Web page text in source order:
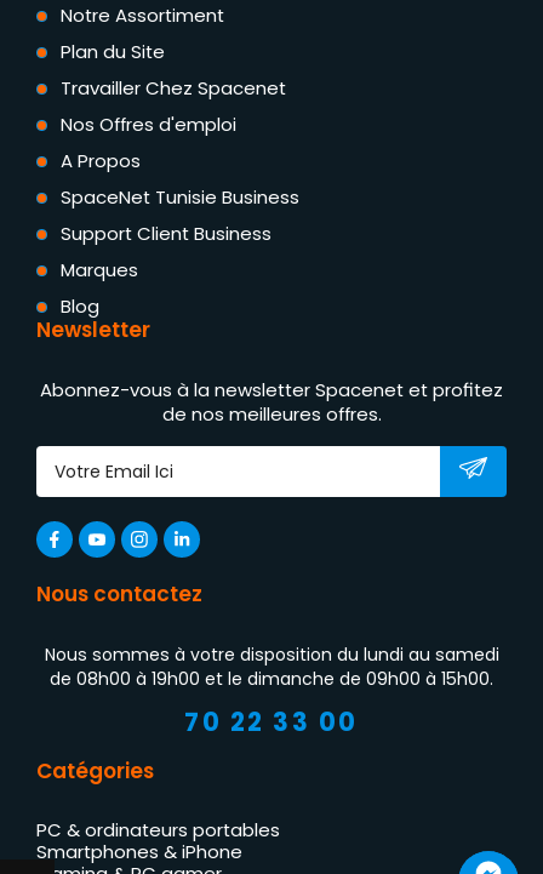
Notre Assortiment
Plan du Site
Travailler Chez Spacenet
Nos Offres d'emploi
A Propos
SpaceNet Tunisie Business
Support Client Business
Marques
Blog
Newsletter
Abonnez-vous à la newsletter Spacenet et profitez
de nos meilleures offres.
Nous contactez
Nous sommes à votre disposition du lundi au samedi
de 08h00 à 19h00 et le dimanche de 09h00 à 15h00.
70 22 33 00
Catégories
PC & ordinateurs portables
Smartphones & iPhone